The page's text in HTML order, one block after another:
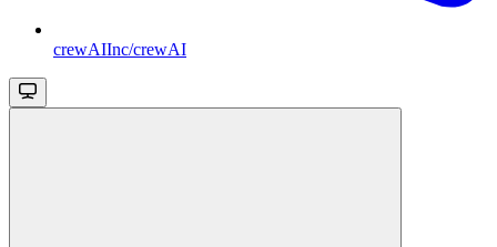
crewAIInc/crewAI